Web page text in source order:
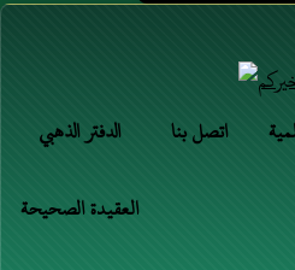
الدفتر الذهبي اتصل بنا
العقيدة الصحيحة